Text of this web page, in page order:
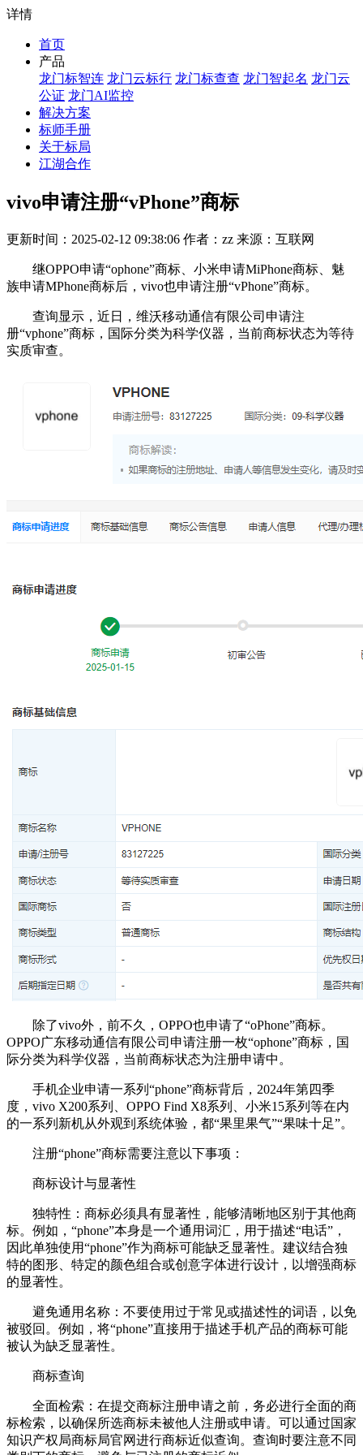
详情
首页
产品
龙门标智连 龙门云标行 龙门标查查 龙门智起名 龙门云
公证 龙门AI监控
解决方案
标师手册
关于标局
江湖合作
vivo申请注册“vPhone”商标
更新时间：2025-02-12 09:38:06 作者：zz 来源：互联网
继OPPO申请“ophone”商标、小米申请MiPhone商标、魅
族申请MPhone商标后，vivo也申请注册“vPhone”商标。
查询显示，近日，维沃移动通信有限公司申请注
册“vphone”商标，国际分类为科学仪器，当前商标状态为等待
实质审查。
除了vivo外，前不久，OPPO也申请了“oPhone”商标。
OPPO广东移动通信有限公司申请注册一枚“ophone”商标，国
际分类为科学仪器，当前商标状态为注册申请中。
手机企业申请一系列“phone”商标背后，2024年第四季
度，vivo X200系列、OPPO Find X8系列、小米15系列等在内
的一系列新机从外观到系统体验，都“果里果气”“果味十足”。
注册“phone”商标需要注意以下事项：
商标设计与显著性
独特性：商标必须具有显著性，能够清晰地区别于其他商
标。例如，“phone”本身是一个通用词汇，用于描述“电话”，
因此单独使用“phone”作为商标可能缺乏显著性。建议结合独
特的图形、特定的颜色组合或创意字体进行设计，以增强商标
的显著性。
避免通用名称：不要使用过于常见或描述性的词语，以免
被驳回。例如，将“phone”直接用于描述手机产品的商标可能
被认为缺乏显著性。
商标查询
全面检索：在提交商标注册申请之前，务必进行全面的商
标检索，以确保所选商标未被他人注册或申请。可以通过国家
知识产权局商标局官网进行商标近似查询。查询时要注意不同